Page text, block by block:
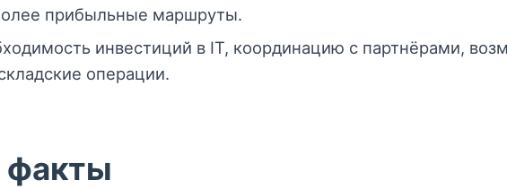
прибыльные маршруты.
инвестиций в IT, координацию с партнёрами,
операции.